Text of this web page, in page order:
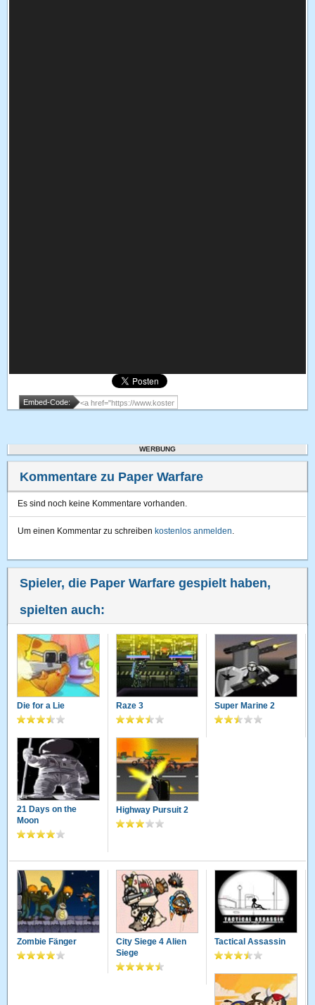
Embed-Code:
WERBUNG
Kommentare zu Paper Warfare
Es sind noch keine Kommentare vorhanden.
Um einen Kommentar zu schreiben kostenlos anmelden.
Spieler, die Paper Warfare gespielt haben,
spielten auch:
Die for a Lie Raze 3 Super Marine 2
21 Days on the
Moon
Highway Pursuit 2
Zombie Fänger
City Siege 4 Alien
Siege
Tactical Assassin